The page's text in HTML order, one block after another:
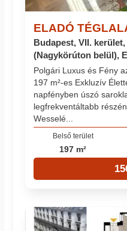
ELADÓ
Budapest, VII.
(Nagykörúton belül),
Polgári Luxus és Fény
197 m²-es Exkluzív
napfényben úszó
legfrekventáltabb
Wesselé...
Belső terület
197 m²